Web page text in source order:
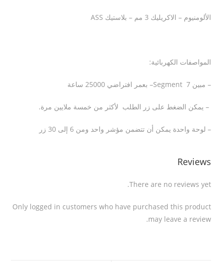
الألومنيوم – الاكريليك 3 مم – بلاستيك ASS
المواصفات الكهربائية:
– مبين 7 Segment– بعمر افتراضي 25000 ساعة
– يمكن الضغط على زر الطلب لأكثر من خمسة ملايين مرة.
– لوحة واحدة يمكن أن تتضمن مؤشر واحد ومن 6 إلى 30 زر
Reviews
There are no reviews yet.
Only logged in customers who have purchased this product
may leave a review.